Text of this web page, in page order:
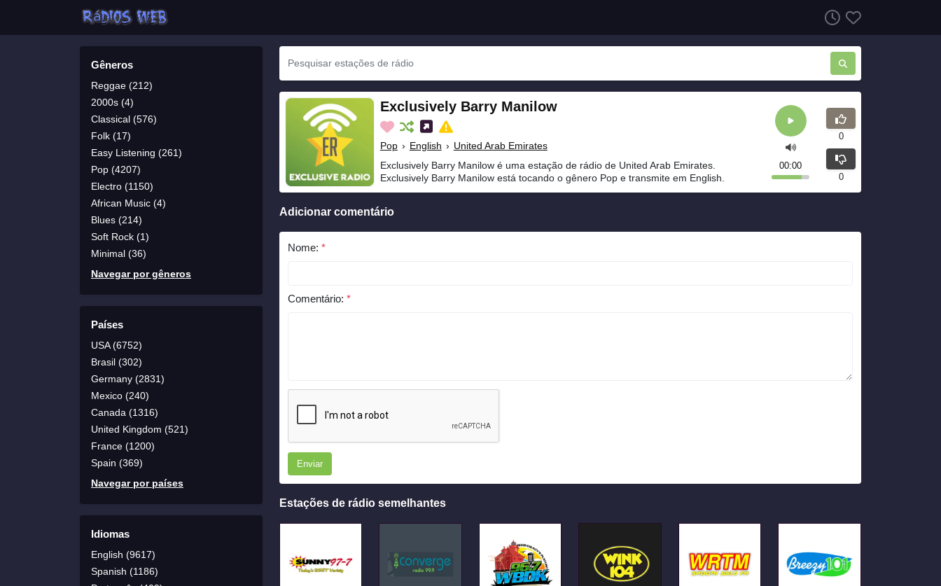
Gêneros
Reggae (212)
2000s (4)
Classical (576)
Folk (17)
Easy Listening (261)
Pop (4207)
Electro (1150)
African Music (4)
Blues (214)
Soft Rock (1)
Minimal (36)
Navegar por gêneros
Países
USA (6752)
Brasil (302)
Germany (2831)
Mexico (240)
Canada (1316)
United Kingdom (521)
France (1200)
Spain (369)
Navegar por países
Idiomas
English (9617)
Spanish (1186)
Exclusively Barry Manilow
Pop › English › United Arab Emirates
Exclusively Barry Manilow é uma estação de rádio de United Arab Emirates.
Exclusively Barry Manilow está tocando o gênero Pop e transmite em English.
00:00
0
0
Adicionar comentário
Nome: *
Comentário: *
Enviar
Estações de rádio semelhantes